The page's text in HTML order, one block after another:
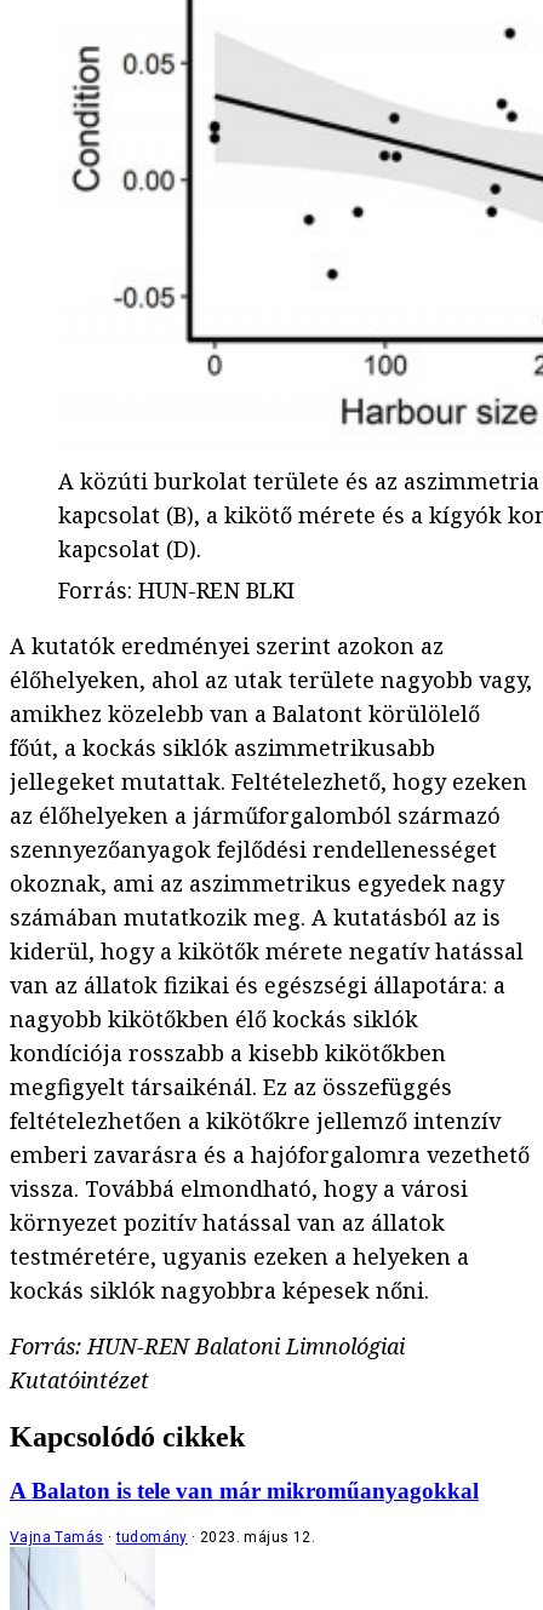
A közúti burkolat területe és az
kapcsolat (B), a kikötő mérete és a kígyók
kapcsolat (D).
Forrás: HUN-REN BLKI
A kutatók eredményei szerint azokon az
élőhelyeken, ahol az utak területe nagyobb vagy,
amikhez közelebb van a Balatont körülölelő
főút, a kockás siklók aszimmetrikusabb
jellegeket mutattak. Feltételezhető, hogy ezeken
az élőhelyeken a járműforgalomból származó
szennyezőanyagok fejlődési rendellenességet
okoznak, ami az aszimmetrikus egyedek nagy
számában mutatkozik meg. A kutatásból az is
kiderül, hogy a kikötők mérete negatív hatással
van az állatok fizikai és egészségi állapotára: a
nagyobb kikötőkben élő kockás siklók
kondíciója rosszabb a kisebb kikötőkben
megfigyelt társaikénál. Ez az összefüggés
feltételezhetően a kikötőkre jellemző intenzív
emberi zavarásra és a hajóforgalomra vezethető
vissza. Továbbá elmondható, hogy a városi
környezet pozitív hatással van az állatok
testméretére, ugyanis ezeken a helyeken a
kockás siklók nagyobbra képesek nőni.
Forrás: HUN-REN Balatoni Limnológiai
Kutatóintézet
Kapcsolódó cikkek
A Balaton is tele van már mikroműanyagokkal
Vajna Tamás tudomány 2023. május 12.